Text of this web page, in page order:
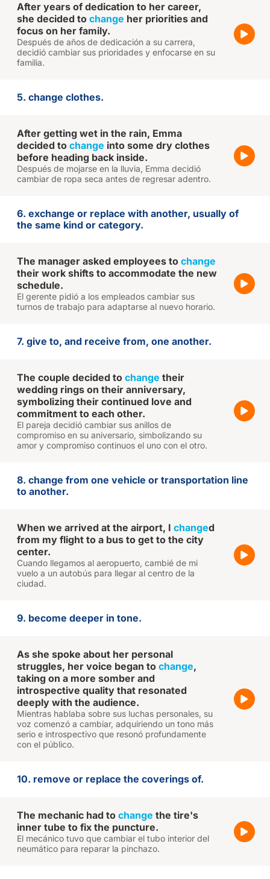
After years of dedication to her career,
she decided to change her priorities and
focus on her family.
Después de años de dedicación a su carrera,
decidió cambiar sus prioridades y enfocarse en su
familia.
5. change clothes.
After getting wet in the rain, Emma
decided to change into some dry clothes
before heading back inside.
Después de mojarse en la lluvia, Emma decidió
cambiar de ropa seca antes de regresar adentro.
6. exchange or replace with another, usually of
the same kind or category.
The manager asked employees to change
their work shifts to accommodate the new
schedule.
El gerente pidió a los empleados cambiar sus
turnos de trabajo para adaptarse al nuevo horario.
7. give to, and receive from, one another.
The couple decided to change their
wedding rings on their anniversary,
symbolizing their continued love and
commitment to each other.
El pareja decidió cambiar sus anillos de
compromiso en su aniversario, simbolizando su
amor y compromiso continuos el uno con el otro.
8. change from one vehicle or transportation line
to another.
When we arrived at the airport, I changed
from my flight to a bus to get to the city
center.
Cuando llegamos al aeropuerto, cambié de mi
vuelo a un autobús para llegar al centro de la
ciudad.
9. become deeper in tone.
As she spoke about her personal
struggles, her voice began to change,
taking on a more somber and
introspective quality that resonated
deeply with the audience.
Mientras hablaba sobre sus luchas personales, su
voz comenzó a cambiar, adquiriendo un tono más
serio e introspectivo que resonó profundamente
con el público.
10. remove or replace the coverings of.
The mechanic had to change the tire's
inner tube to fix the puncture.
El mecánico tuvo que cambiar el tubo interior del
neumático para reparar la pinchazo.